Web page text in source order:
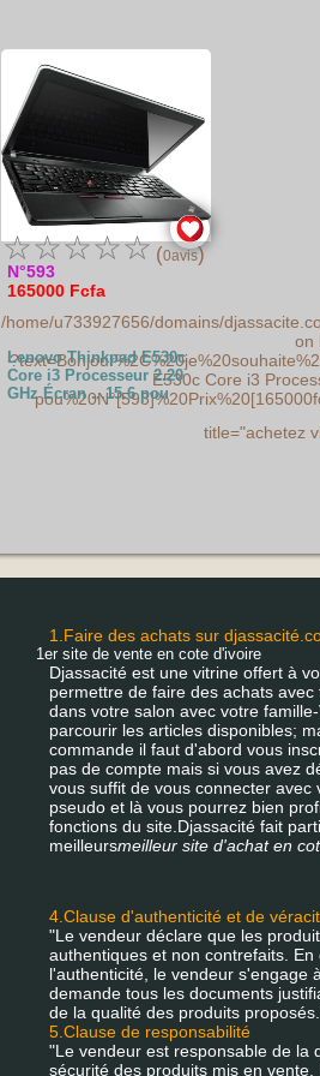
☆☆☆☆☆(0avis)
N°593
165000 Fcfa
/home/u733927656/domains/
on
E530c Core i3
title="achetez
Lenovo Thinkpad E530c
Core i3 Processeur 2.20
GHz Écran ...15.6 pou
1.Faire des achats sur
1er site de vente en cote d'ivoire
Djassacité est une vitrine offert à
permettre de faire des achats avec
dans votre salon avec votre
parcourir les articles disponibles;
commande il faut d'abord vous
pas de compte mais si vous avez
vous suffit de vous connecter avec
pseudo et là vous pourrez bien
fonctions du site.Djassacité fait
meilleursmeilleur site d'achat en
4.Clause d'authenticité et de
"Le vendeur déclare que les
authentiques et non contrefaits.
l'authenticité, le vendeur s'engage
demande tous les documents
de la qualité des produits
5.Clause de responsabilité
"Le vendeur est responsable de la
sécurité des produits mis en vente.